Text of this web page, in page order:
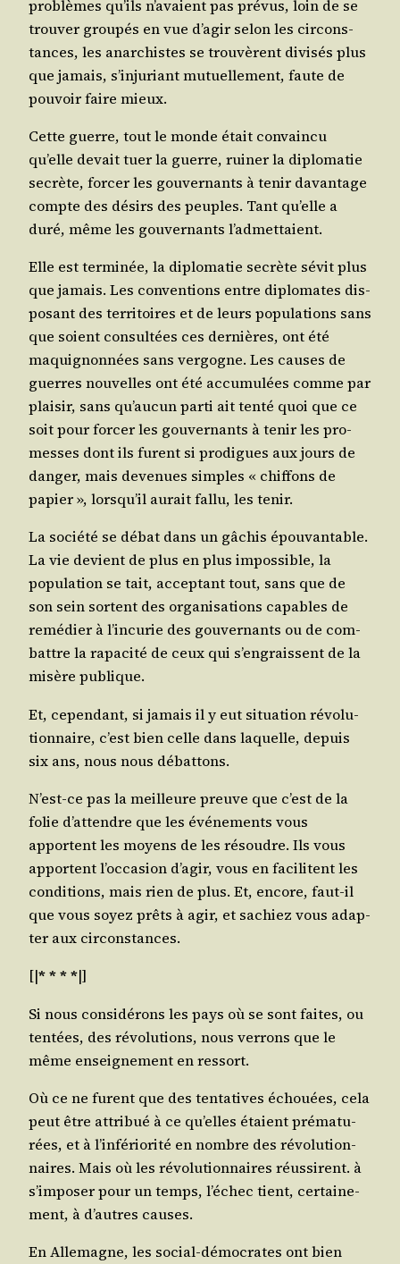
pro­blèmes qu’ils n’avaient pas pré­vus, loin de se
trou­ver grou­pés en vue d’agir selon les cir­cons­
tances, les anar­chistes se trou­vèrent divi­sés plus
que jamais, s’injuriant mutuel­le­ment, faute de
pou­voir faire mieux.
Cette guerre, tout le monde était convain­cu
qu’elle devait tuer la guerre, rui­ner la diplo­ma­tie
secrète, for­cer les gou­ver­nants à tenir davan­tage
compte des dési­rs des peuples. Tant qu’elle a
duré, même les gou­ver­nants l’admettaient.
Elle est ter­mi­née, la diplo­ma­tie secrète sévit plus
que jamais. Les conven­tions entre diplo­mates dis­
po­sant des ter­ri­toires et de leurs popu­la­tions sans
que soient consul­tées ces der­nières, ont été
maqui­gnon­nées sans ver­gogne. Les causes de
guerres nou­velles ont été accu­mu­lées comme par
plai­sir, sans qu’aucun par­ti ait ten­té quoi que ce
soit pour for­cer les gou­ver­nants à tenir les pro­
messes dont ils furent si pro­digues aux jours de
dan­ger, mais deve­nues simples « chif­fons de
papier », lorsqu’il aurait fal­lu, les tenir.
La socié­té se débat dans un gâchis épou­van­table.
La vie devient de plus en plus impos­sible, la
popu­la­tion se tait, accep­tant tout, sans que de
son sein sortent des orga­ni­sa­tions capables de
remé­dier à l’incurie des gou­ver­nants ou de com­
battre la rapa­ci­té de ceux qui s’engraissent de la
misère publique.
Et, cepen­dant, si jamais il y eut situa­tion révo­lu­
tion­naire, c’est bien celle dans laquelle, depuis
six ans, nous nous débattons.
N’est-ce pas la meilleure preuve que c’est de la
folie d’attendre que les évé­ne­ments vous
apportent les moyens de les résoudre. Ils vous
apportent l’occasion d’agir, vous en faci­litent les
condi­tions, mais rien de plus. Et, encore, faut-il
que vous soyez prêts à agir, et sachiez vous adap­
ter aux circonstances.
[|* * * *|]
Si nous consi­dé­rons les pays où se sont faites, ou
ten­tées, des révo­lu­tions, nous ver­rons que le
même ensei­gne­ment en ressort.
Où ce ne furent que des ten­ta­tives échouées, cela
peut être attri­bué à ce qu’elles étaient pré­ma­tu­
rées, et à l’infériorité en nombre des révo­lu­tion­
naires. Mais où les révo­lu­tion­naires réus­sirent. à
s’imposer pour un temps, l’échec tient, cer­tai­ne­
ment, à d’autres causes.
En Alle­magne, les social-démo­crates ont bien